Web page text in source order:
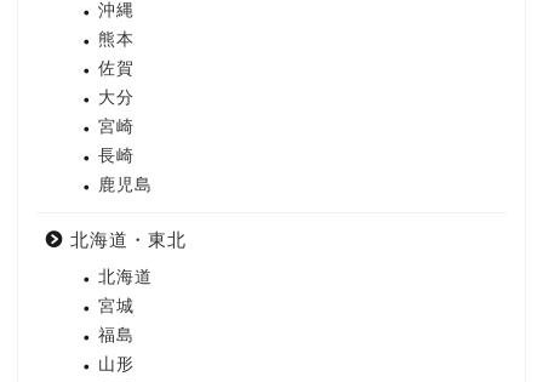
沖縄
熊本
佐賀
大分
宮崎
長崎
鹿児島
北海道・東北
北海道
宮城
福島
山形